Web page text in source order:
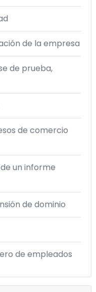
de la empresa
de prueba,
de comercio
un informe
de dominio
de empleados